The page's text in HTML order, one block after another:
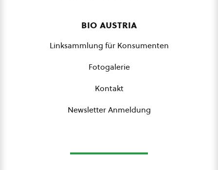
bio austria
Linksammlung für Konsumenten
Fotogalerie
Kontakt
Newsletter Anmeldung